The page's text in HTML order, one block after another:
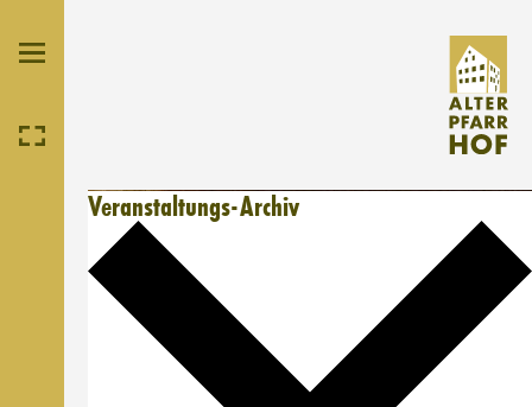
Veranstaltungs-Archiv